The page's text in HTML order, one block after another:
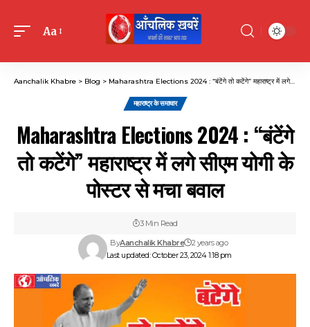
Font
Aa
Aanchalik Khabre > Blog > Maharashtra Elections 2024 : “बंटेंगे तो कटेंगे” महाराष्ट्र में लगे सीएम योगी के पोस्टर से मचा बवाल
महाराष्ट्र के समाचार
Maharashtra Elections 2024 : “बंटेंगे
तो कटेंगे” महाराष्ट्र में लगे सीएम योगी के
पोस्टर से मचा बवाल
Last updated: October 23, 2024 1:18 pm
ByAanchalik Khabre 2 years ago
3 Min Read